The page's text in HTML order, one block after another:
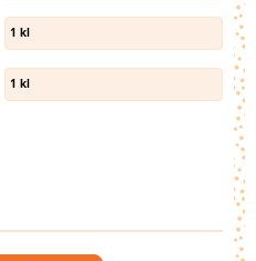
1 kl
1 kl